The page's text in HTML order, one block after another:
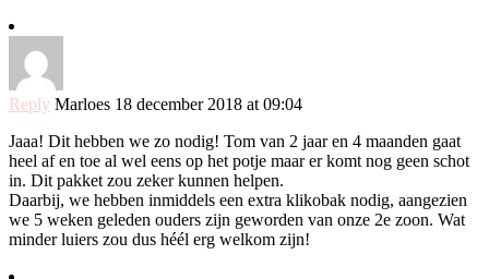
Reply Marloes 18 december 2018 at 09:04
Jaaa! Dit hebben we zo nodig! Tom van 2 jaar en 4 maanden gaat
heel af en toe al wel eens op het potje maar er komt nog geen schot
in. Dit pakket zou zeker kunnen helpen.
Daarbij, we hebben inmiddels een extra klikobak nodig, aangezien
we 5 weken geleden ouders zijn geworden van onze 2e zoon. Wat
minder luiers zou dus héél erg welkom zijn!